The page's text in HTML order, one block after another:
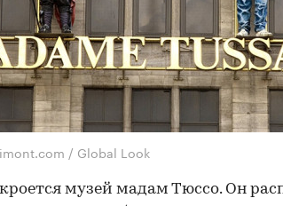
/ Global Look
музей мадам Тюссо. Он